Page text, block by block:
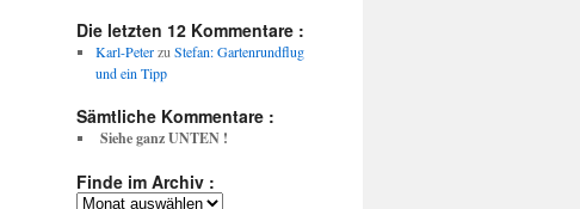
Die letzten 12 Kommentare :
Karl-Peterzu Stefan: Gartenrundflug
und ein Tipp
Sämtliche Kommentare :
Siehe ganz UNTEN !
Finde im Archiv :
Finde